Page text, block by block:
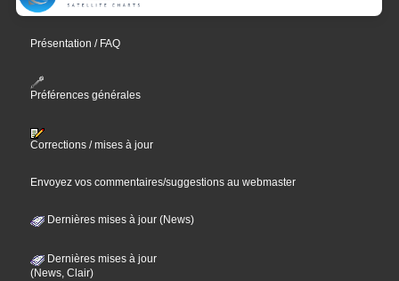
Présentation / FAQ
Préférences générales
Corrections / mises à jour
Envoyez vos commentaires/suggestions au webmaster
Dernières mises à jour (News)
Dernières mises à jour
(News, Clair)